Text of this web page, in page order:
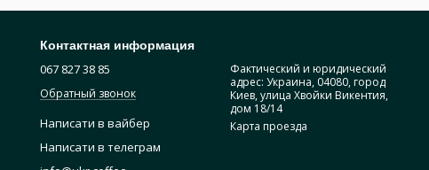
функцию. Благодаря рельефному внешнему слою
и удобно держится в руке, что особенно важно для
что упрощает обслуживание и помогает оптимизировать
Контактная информация
067 827 38 85
Обратный звонок
Написати в вайбер
Написати в телеграм
Фактический и юридический
адрес: Украина, 04080, город
Киев, улица Хвойки Викентия,
дом 18/14
Карта проезда